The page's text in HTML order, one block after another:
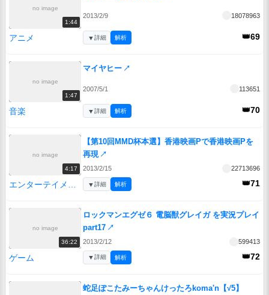
no image
1:44
2013/2/9 18078963
アニメ 👑69
▼詳細 解析
no image
1:47
マイヤヒー ↗
2007/5/1 113651
音楽 👑70
▼詳細 解析
no image
4:17
【第10回MMD杯本選】香港映画Pで香港映画Pを
再現 ↗
2013/2/15 22713696
👑71
▼詳細 解析
no image
36:22
ロックマンエグゼ６ 電脳獣グレイガ を実況プレイ
part17 ↗
2013/2/12 599413
ゲーム 👑72
▼詳細 解析
蛇足ぽこたみーちゃんけったろkoma'n【√5】